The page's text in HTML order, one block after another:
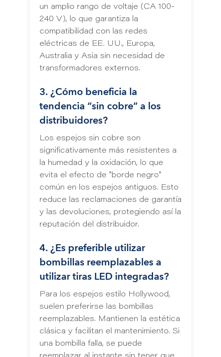
un amplio rango de voltaje (CA 100-
240 V), lo que garantiza la
compatibilidad con las redes
eléctricas de EE. UU., Europa,
Australia y Asia sin necesidad de
transformadores externos.
3. ¿Cómo beneficia la
tendencia “sin cobre” a los
distribuidores?
Los espejos sin cobre son
significativamente más resistentes a
la humedad y la oxidación, lo que
evita el efecto de "borde negro"
común en los espejos antiguos. Esto
reduce las reclamaciones de garantía
y las devoluciones, protegiendo así la
reputación del distribuidor.
4. ¿Es preferible utilizar
bombillas reemplazables a
utilizar tiras LED integradas?
Para los espejos estilo Hollywood,
suelen preferirse las bombillas
reemplazables. Mantienen la estética
clásica y facilitan el mantenimiento. Si
una bombilla falla, se puede